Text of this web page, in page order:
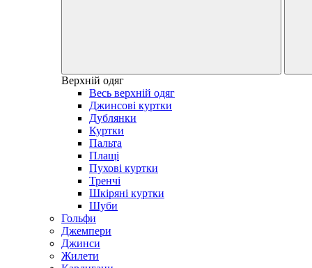
Верхній одяг
Весь верхній одяг
Джинсові куртки
Дублянки
Куртки
Пальта
Плащі
Пухові куртки
Тренчі
Шкіряні куртки
Шуби
Гольфи
Джемпери
Джинси
Жилети